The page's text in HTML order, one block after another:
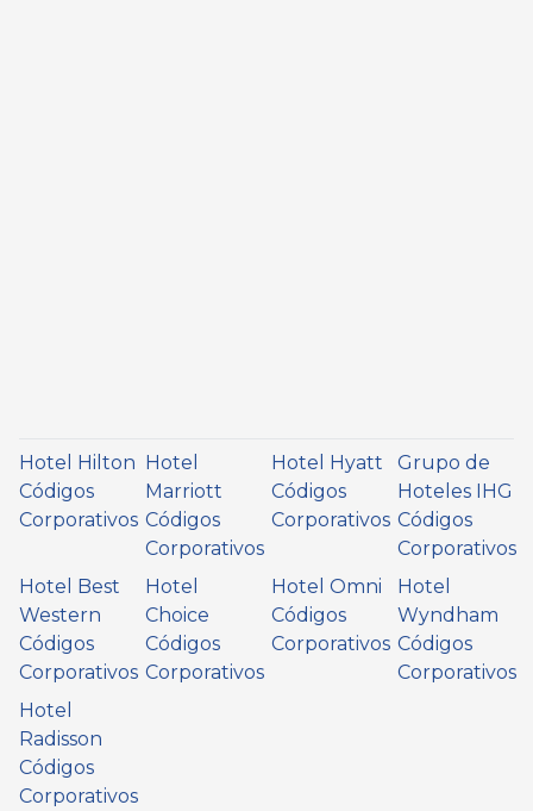
Hotel Hilton
Códigos
Corporativos
Hotel
Marriott
Códigos
Corporativos
Hotel Hyatt
Códigos
Corporativos
Grupo de
Hoteles IHG
Códigos
Corporativos
Hotel Best
Western
Códigos
Corporativos
Hotel
Choice
Códigos
Corporativos
Hotel Omni
Códigos
Corporativos
Hotel
Wyndham
Códigos
Corporativos
Hotel
Radisson
Códigos
Corporativos